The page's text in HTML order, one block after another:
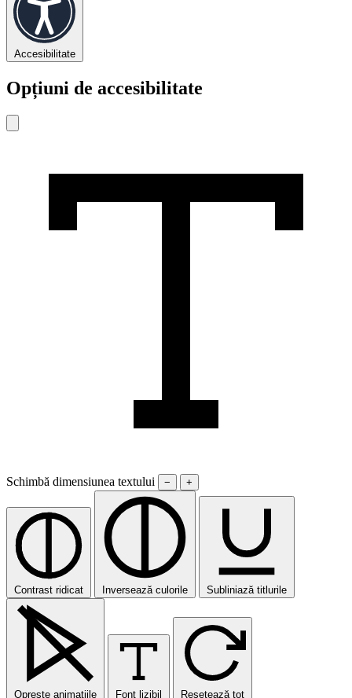
Accesibilitate
Opțiuni de accesibilitate
Schimbă dimensiunea textului − +
Contrast ridicat Inversează culorile Subliniază titlurile
Oprește animațiile Font lizibil Resetează tot